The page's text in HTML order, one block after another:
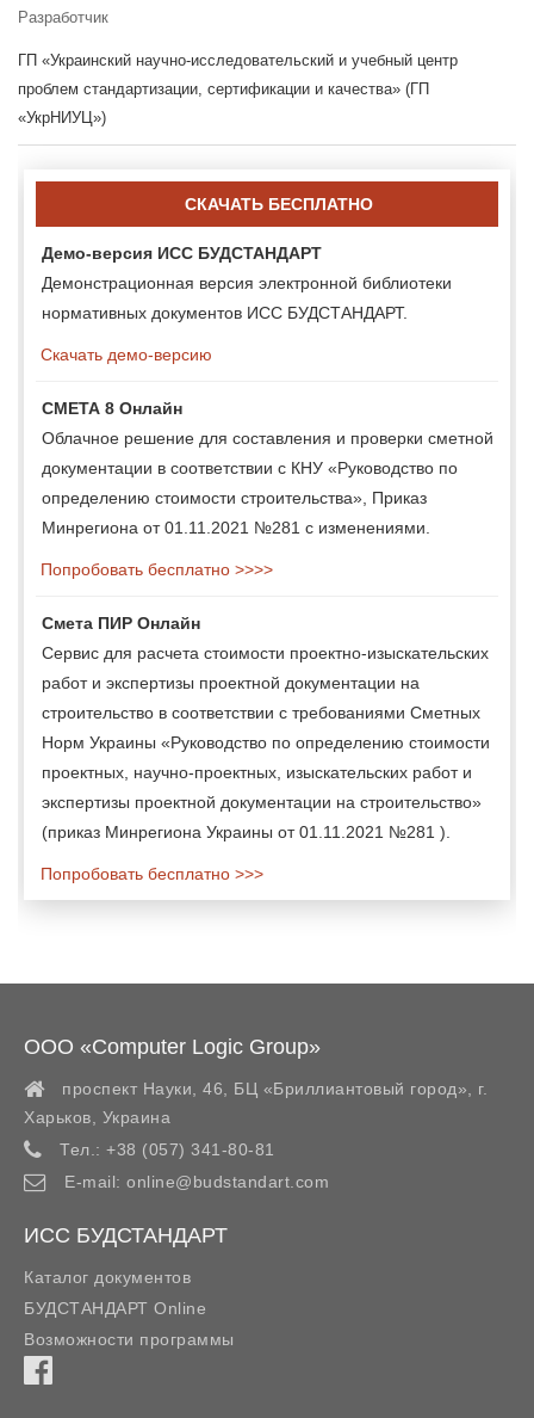
Разработчик
ГП «Украинский научно-исследовательский и учебный центр
проблем стандартизации, сертификации и качества» (ГП
«УкрНИУЦ»)
СКАЧАТЬ БЕСПЛАТНО
Демо-версия ИСС БУДСТАНДАРТ
Демонстрационная версия электронной библиотеки
нормативных документов ИСС БУДСТАНДАРТ.
Скачать демо-версию
СМЕТА 8 Онлайн
Облачное решение для составления и проверки сметной
документации в соответствии с КНУ «Руководство по
определению стоимости строительства», Приказ
Минрегиона от 01.11.2021 №281 с изменениями.
Попробовать бесплатно >>>>
Смета ПИР Онлайн
Сервис для расчета стоимости проектно-изыскательских
работ и экспертизы проектной документации на
строительство в соответствии с требованиями Сметных
Норм Украины «Руководство по определению стоимости
проектных, научно-проектных, изыскательских работ и
экспертизы проектной документации на строительство»
(приказ Минрегиона Украины от 01.11.2021 №281 ).
Попробовать бесплатно >>>
ООО «Computer Logic Group»
проспект Науки, 46, БЦ «Бриллиантовый город»,
г.
Харьков
Украина
Тел.: +38 (057) 341-80-81
E-mail: online@budstandart.com
ИСС БУДСТАНДАРТ
Каталог документов
БУДСТАНДАРТ Online
Возможности программы